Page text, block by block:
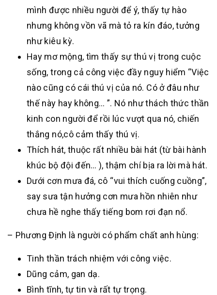
mình được nhiều người để ý, thấy tự hào
nhưng không vồn vã mà tỏ ra kín đáo, tưởng
như kiêu kỳ.
Hay mơ mộng, tìm thấy sự thú vị trong cuộc
sống, trong cả công việc đầy nguy hiểm “Việc
nào cũng có cái thú vị của nó. Có ở đâu như
thế này hay không… ”. Nó như thách thức thần
kinh con người để rồi lúc vượt qua nó, chiến
thắng nó,cô cảm thấy thú vị.
Thích hát, thuộc rất nhiều bài hát (từ bài hành
khúc bộ đội đến… ), thậm chí bịa ra lời mà hát.
Dưới cơn mưa đá, cô “vui thích cuống cuồng”,
say sưa tận hưởng cơn mưa hồn nhiên như
chưa hề nghe thấy tiếng bom rơi đạn nổ.
– Phương Định là người có phẩm chất anh hùng:
Tinh thần trách nhiệm với công việc.
Dũng cảm, gan dạ.
Bình tĩnh, tự tin và rất tự trọng.